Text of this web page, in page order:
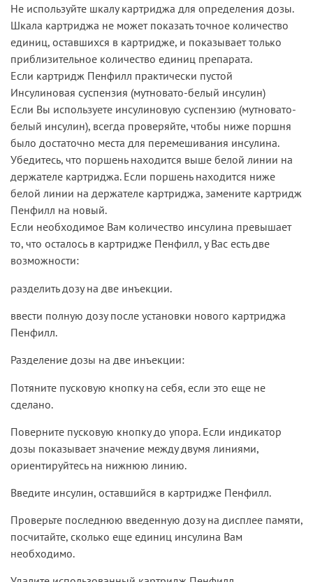
Не используйте шкалу картриджа для определения дозы.
Шкала картриджа не может показать точное количество
единиц, оставшихся в картридже, и показывает только
приблизительное количество единиц препарата.
Если картридж Пенфилл практически пустой
Инсулиновая суспензия (мутновато-белый инсулин)
Если Вы используете инсулиновую суспензию (мутновато-
белый инсулин), всегда проверяйте, чтобы ниже поршня
было достаточно места для перемешивания инсулина.
Убедитесь, что поршень находится выше белой линии на
держателе картриджа. Если поршень находится ниже
белой линии на держателе картриджа, замените картридж
Пенфилл на новый.
Если необходимое Вам количество инсулина превышает
то, что осталось в картридже Пенфилл, у Вас есть две
возможности:
разделить дозу на две инъекции.
ввести полную дозу после установки нового картриджа
Пенфилл.
Разделение дозы на две инъекции:
Потяните пусковую кнопку на себя, если это еще не
сделано.
Поверните пусковую кнопку до упора. Если индикатор
дозы показывает значение между двумя линиями,
ориентируйтесь на нижнюю линию.
Введите инсулин, оставшийся в картридже Пенфилл.
Проверьте последнюю введенную дозу на дисплее памяти,
посчитайте, сколько еще единиц инсулина Вам
необходимо.